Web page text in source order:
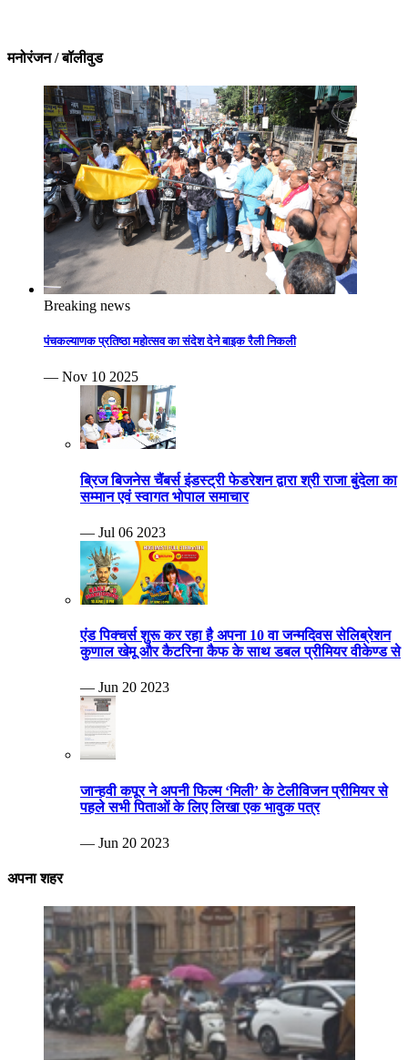
मनोरंजन / बॉलीवुड
Breaking news
पंचकल्याणक प्रतिष्ठा महोत्सव का संदेश देने बाइक रैली निकली
— Nov 10 2025
ब्रिज बिजनेस चैंबर्स इंडस्ट्री फेडरेशन द्वारा श्री राजा बुंदेला का
सम्मान एवं स्वागत भोपाल समाचार
— Jul 06 2023
एंड पिक्चर्स शुरू कर रहा है अपना 10 वा जन्मदिवस सेलिब्रेशन
कुणाल खेमू और कैटरिना कैफ के साथ डबल प्रीमियर वीकेण्ड से
— Jun 20 2023
जान्हवी कपूर ने अपनी फिल्म ‘मिली’ के टेलीविजन प्रीमियर से
पहले सभी पिताओं के लिए लिखा एक भावुक पत्र
— Jun 20 2023
अपना शहर